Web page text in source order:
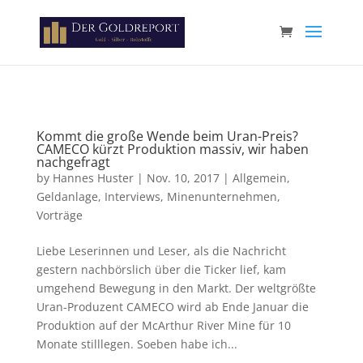
Kommt die große Wende beim Uran-Preis?
CAMECO kürzt Produktion massiv, wir haben
nachgefragt
by Hannes Huster| Nov. 10, 2017| Allgemein,
Geldanlage, Interviews, Minenunternehmen,
Vorträge
Liebe Leserinnen und Leser, als die Nachricht
gestern nachbörslich über die Ticker lief, kam
umgehend Bewegung in den Markt. Der weltgrößte
Uran-Produzent CAMECO wird ab Ende Januar die
Produktion auf der McArthur River Mine für 10
Monate stilllegen. Soeben habe ich...